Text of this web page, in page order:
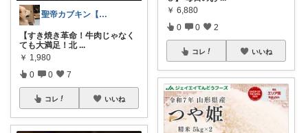
聖帝カブキン【北海道を推す者】
【すき焼き革命！牛肉じゃなく
ても大満足！北 ...
￥ 1,980
0 0 7
コレ いいね
￥ 6,880
0 0 2
コレ いいね